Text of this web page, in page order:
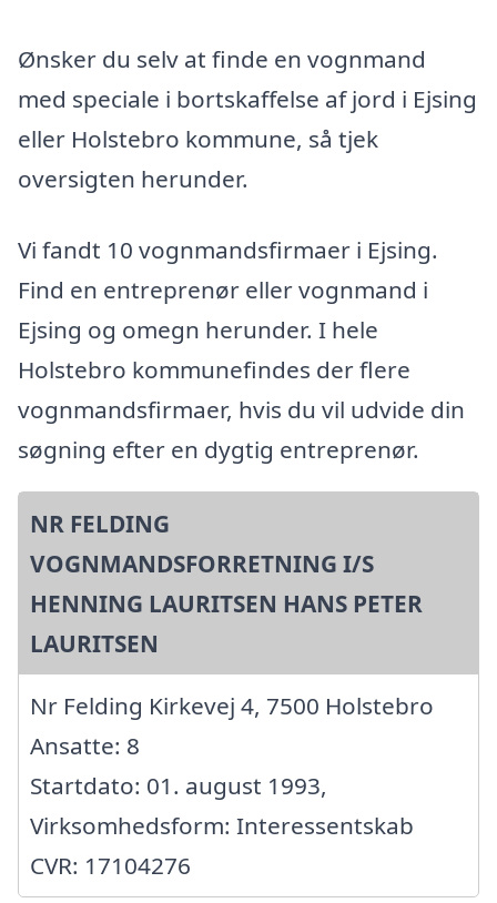
Ønsker du selv at finde en vognmand
med speciale i bortskaffelse af jord i Ejsing
eller Holstebro kommune, så tjek
oversigten herunder.
Vi fandt 10 vognmandsfirmaer i Ejsing.
Find en entreprenør eller vognmand i
Ejsing og omegn herunder. I hele
Holstebro kommunefindes der flere
vognmandsfirmaer, hvis du vil udvide din
søgning efter en dygtig entreprenør.
NR FELDING
VOGNMANDSFORRETNING I/S
HENNING LAURITSEN HANS PETER
LAURITSEN
Nr Felding Kirkevej 4, 7500 Holstebro
Ansatte: 8
Startdato: 01. august 1993,
Virksomhedsform: Interessentskab
CVR: 17104276